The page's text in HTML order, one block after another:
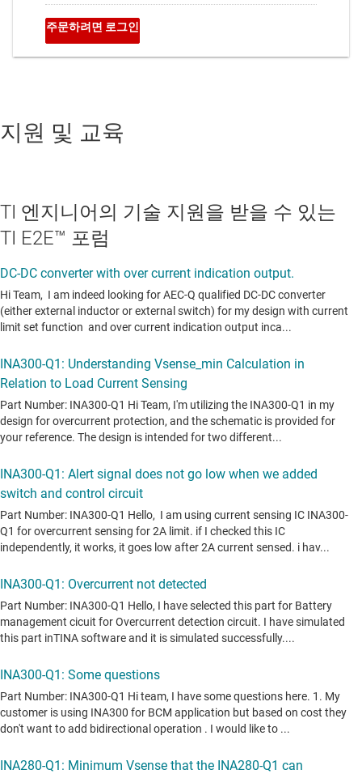
지원 및 교육
TI 엔지니어의 기술 지원을 받을 수 있는
TI E2E™ 포럼